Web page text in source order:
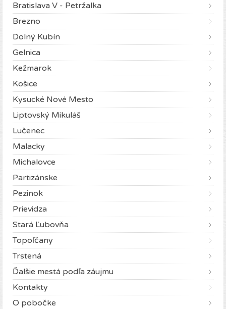
Bratislava V - Petržalka
Brezno
Dolný Kubín
Gelnica
Kežmarok
Košice
Kysucké Nové Mesto
Liptovský Mikuláš
Lučenec
Malacky
Michalovce
Partizánske
Pezinok
Prievidza
Stará Ľubovňa
Topoľčany
Trstená
Ďalšie mestá podľa záujmu
Kontakty
O pobočke